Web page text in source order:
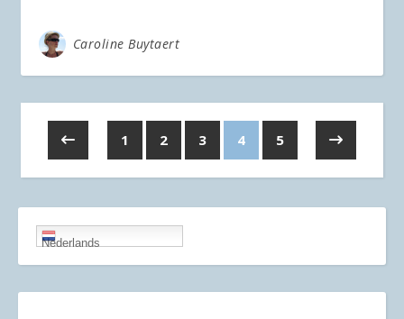
Caroline Buytaert
1 2 3 4 5
Nederlands